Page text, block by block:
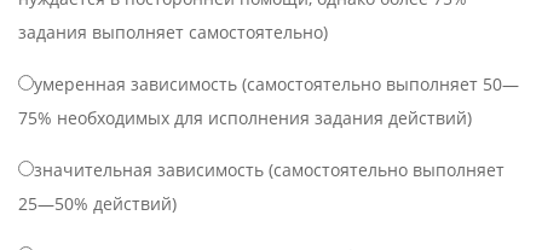
задания выполняет самостоятельно)
умеренная зависимость (самостоятельно выполняет 50—
75% необходимых для исполнения задания действий)
значительная зависимость (самостоятельно выполняет
25—50% действий)